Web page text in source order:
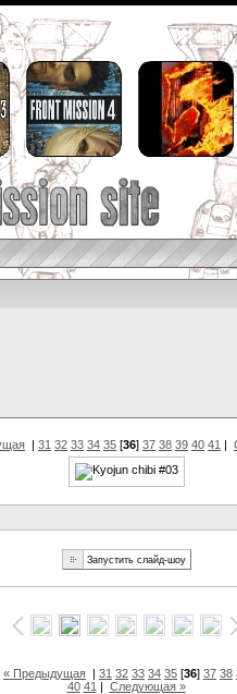
| 31 32 33 34 35 [36] 37 38 39 40 41 |
« Предыдущая | 31 32 33 34 35 [36] 37 38
40 41 | Следующая »